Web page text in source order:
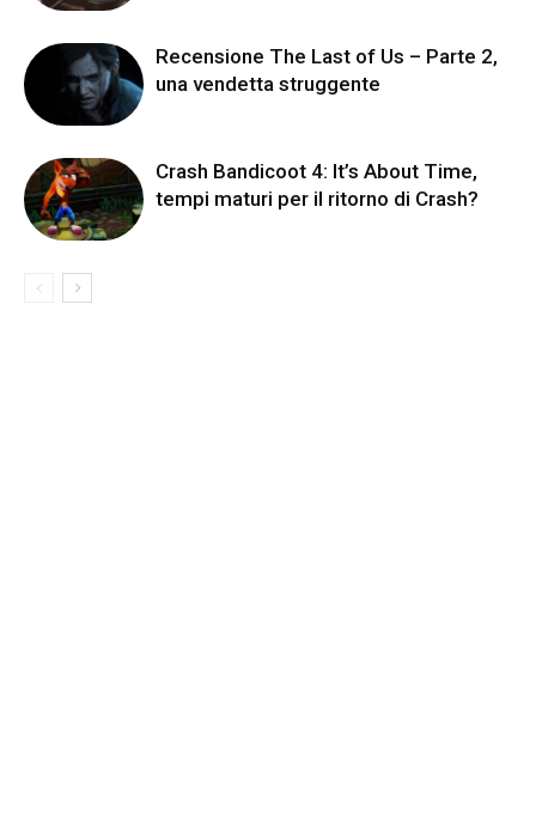
Recensione The Last of Us – Parte 2,
una vendetta struggente
Crash Bandicoot 4: It’s About Time,
tempi maturi per il ritorno di Crash?